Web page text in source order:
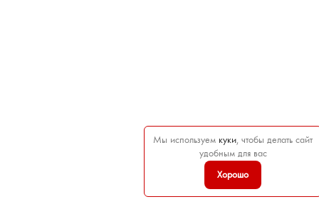
Мы используем куки , чтобы делать сайт
удобным для вас
Хорошо